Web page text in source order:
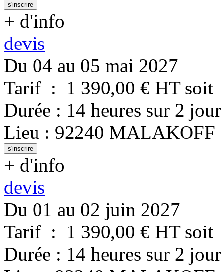
s'inscrire
+ d'info
devis
Du 04 au 05 mai 2027
Tarif : 1 390,00 € HT soit
Durée : 14 heures sur 2
Lieu : 92240 MALAKOFF
s'inscrire
+ d'info
devis
Du 01 au 02 juin 2027
Tarif : 1 390,00 € HT soit
Durée : 14 heures sur 2